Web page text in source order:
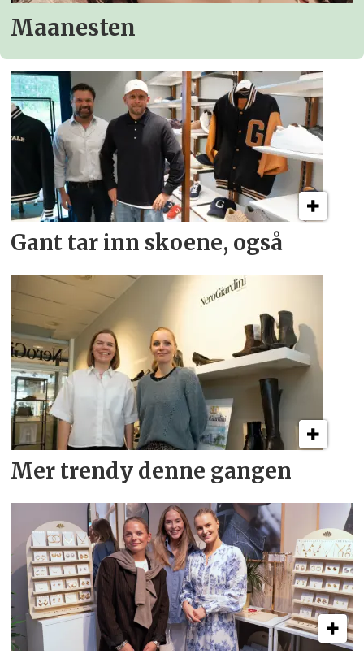
Maanesten
Gant tar inn skoene, også
Mer trendy denne gangen